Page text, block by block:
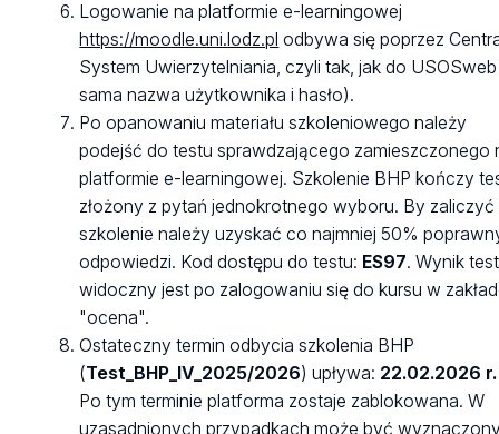
Logowanie na platformie e-learningowej
https://moodle.uni.lodz.pl odbywa się poprzez
System Uwierzytelniania, czyli tak, jak do
sama nazwa użytkownika i hasło).
Po opanowaniu materiału szkoleniowego należy
podejść do testu sprawdzającego zamieszczonego
platformie e-learningowej. Szkolenie BHP kończy
złożony z pytań jednokrotnego wyboru. By zaliczyć
szkolenie należy uzyskać co najmniej 50%
odpowiedzi. Kod dostępu do testu: ES97. Wynik
widoczny jest po zalogowaniu się do kursu w
"ocena".
Ostateczny termin odbycia szkolenia BHP
(Test_BHP_IV_2025/2026) upływa: 22.02.2026 r.
Po tym terminie platforma zostaje zablokowana. W
uzasadnionych przypadkach może być